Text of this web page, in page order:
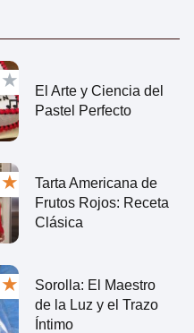
★
El Arte y Ciencia del
Pastel Perfecto
★
Tarta Americana de
Frutos Rojos: Receta
Clásica
★
Sorolla: El Maestro
de la Luz y el Trazo
Íntimo